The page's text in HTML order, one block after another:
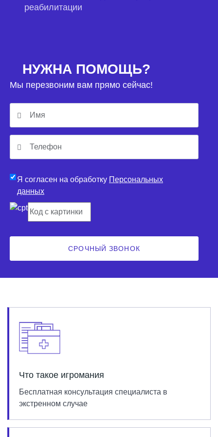
реабилитации
НУЖНА ПОМОЩЬ?
Мы перезвоним вам прямо сейчас!
Я согласен на обработку Персональных
данных
СРОЧНЫЙ ЗВОНОК
Что такое игромания
Бесплатная консультация специалиста в
экстренном случае